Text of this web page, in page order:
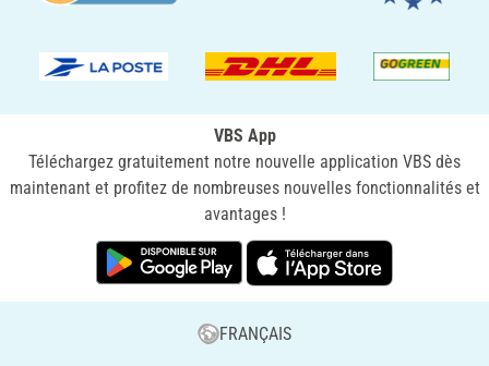
VBS App
Téléchargez gratuitement notre nouvelle application VBS dès
maintenant et profitez de nombreuses nouvelles fonctionnalités et
avantages !
FRANÇAIS